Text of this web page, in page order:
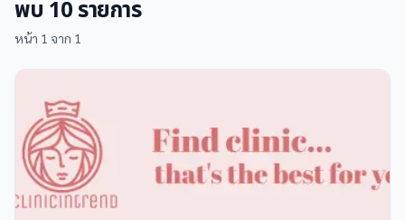
พบ 10รายการ
หน้า 1 จาก 1